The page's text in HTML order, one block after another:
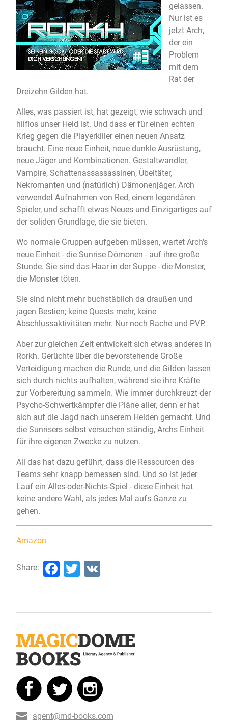
gelassen.
Nur ist es
jetzt Arch,
der ein
Problem
mit dem
Rat der
Dreizehn Gilden hat.
Alles, was passiert ist, hat gezeigt, wie schwach und
hilflos unser Held ist. Und dass er für einen echten
Krieg gegen die Playerkiller einen neuen Ansatz
braucht. Eine neue Einheit, neue dunkle Ausrüstung,
neue Jäger und Kombinationen. Gestaltwandler,
Vampire, Schattenassassassinen, Übeltäter,
Nekromanten und (natürlich) Dämonenjäger. Arch
verwendet Aufnahmen von Red, einem legendären
Spieler, und schafft etwas Neues und Einzigartiges auf
der soliden Grundlage, die sie bieten.
Wo normale Gruppen aufgeben müssen, wartet Arch's
neue Einheit - die Sunrise Dömonen - auf ihre große
Stunde. Sie sind das Haar in der Suppe - die Monster,
die Monster töten.
Sie sind nicht mehr buchstäblich da draußen und
jagen Bestien; keine Quests mehr, keine
Abschlussaktivitäten mehr. Nur noch Rache und PVP.
Aber zur gleichen Zeit entwickelt sich etwas anderes in
Rorkh. Gerüchte über die bevorstehende Große
Verteidigung machen die Runde, und die Gilden lassen
sich durch nichts aufhalten, während sie ihre Kräfte
zur Vorbereitung sammeln. Wie immer durchkreuzt der
Psycho-Schwertkämpfer die Pläne aller, denn er hat
sich auf die Jagd nach unserem Helden gemacht. Und
die Sunrisers selbst versuchen ständig, Archs Einheit
für ihre eigenen Zwecke zu nutzen.
All das hat dazu geführt, dass die Ressourcen des
Teams sehr knapp bemessen sind. Und so ist jeder
Lauf ein Alles-oder-Nichts-Spiel - diese Einheit hat
keine andere Wahl, als jedes Mal aufs Ganze zu
gehen.
Amazon
Share: Facebook
Twitter
agent@md-books.com